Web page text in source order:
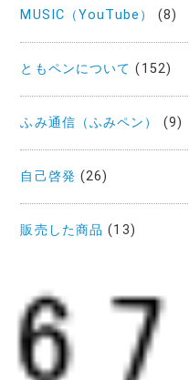
MUSIC（YouTube） (8)
ともペンについて (152)
ふみ通信（ふみペン） (9)
自己啓発 (26)
販売した商品 (13)